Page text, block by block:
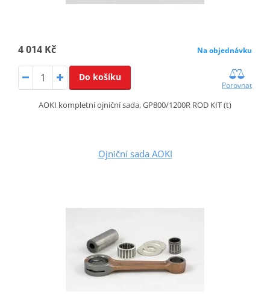
4 014 Kč Na objednávku
Do košíku
Porovnat
AOKI kompletní ojniční sada, GP800/1200R ROD KIT (t)
Ojniční sada AOKI